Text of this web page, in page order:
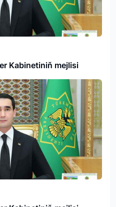
Kabinetiniň mejlisi